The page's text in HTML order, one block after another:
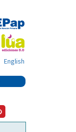
English